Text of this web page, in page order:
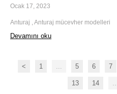
Ocak 17, 2023
Anturaj , Anturaj mücevher modelleri
Devamını oku
< 1 5 6 7
13 14